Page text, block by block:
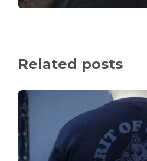
Related posts